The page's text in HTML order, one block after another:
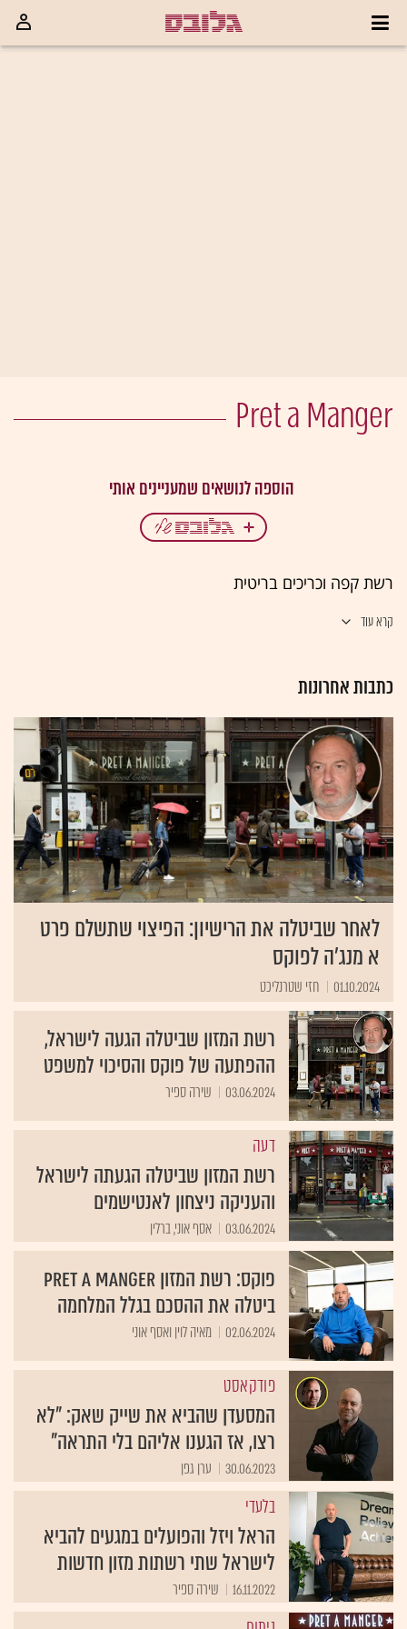
Pret a Manger
רשת קפה וכריכים בריטית
קרא עוד
כתבות אחרונות
לאחר שביטלה את הרישיון: הפיצוי שתשלם פרט
א מנג'ה לפוקס
01.10.2024 חזי שטרנליכט
רשת המזון שביטלה הגעה לישראל,
ההפתעה של פוקס והסיכוי למשפט
03.06.2024 שירה ספיר
דעה
רשת המזון שביטלה הגעתה לישראל
והעניקה ניצחון לאנטישמים
03.06.2024 אסף אוני, ברלין
פוקס: רשת המזון Pret a Manger
ביטלה את ההסכם בגלל המלחמה
02.06.2024 מאיה לוין ואסף אוני
פודקאסט
המסעדן שהביא את שייק שאק: "לא
רצו, אז הגענו אליהם בלי התראה"
30.06.2023 ערן גפן
בלעדי
הראל ויזל והפועלים במגעים להביא
לישראל שתי רשתות מזון חדשות
16.11.2022 שירה ספיר